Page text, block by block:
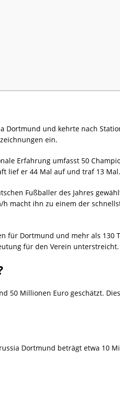
Dortmund und kehrte nach
ein.
Erfahrung umfasst 50
lief er 44 Mal auf und traf 13 Mal.
Fußballer des Jahres
h macht ihn zu einem der
für Dortmund und mehr als 130
für den Verein unterstreicht.
50 Millionen Euro geschätzt.
Dortmund beträgt etwa 10